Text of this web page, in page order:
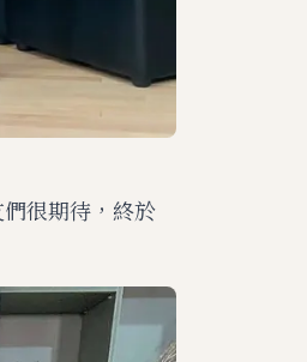
很期待，終於